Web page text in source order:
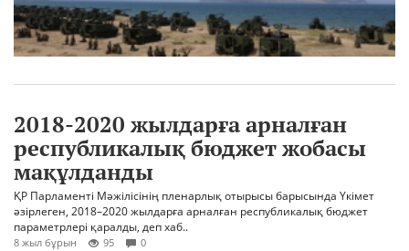
2018-2020 жылдарға арналған
республикалық бюджет жобасы
мақұлданды
ҚР Парламенті Мәжілісінің пленарлық отырысы барысында Үкімет
әзірлеген, 2018–2020 жылдарға арналған республикалық бюджет
параметрлері қаралды, деп хаб..
8 жыл бұрын 95 0